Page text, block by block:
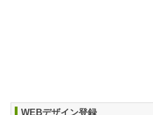
WEBデザイン登録